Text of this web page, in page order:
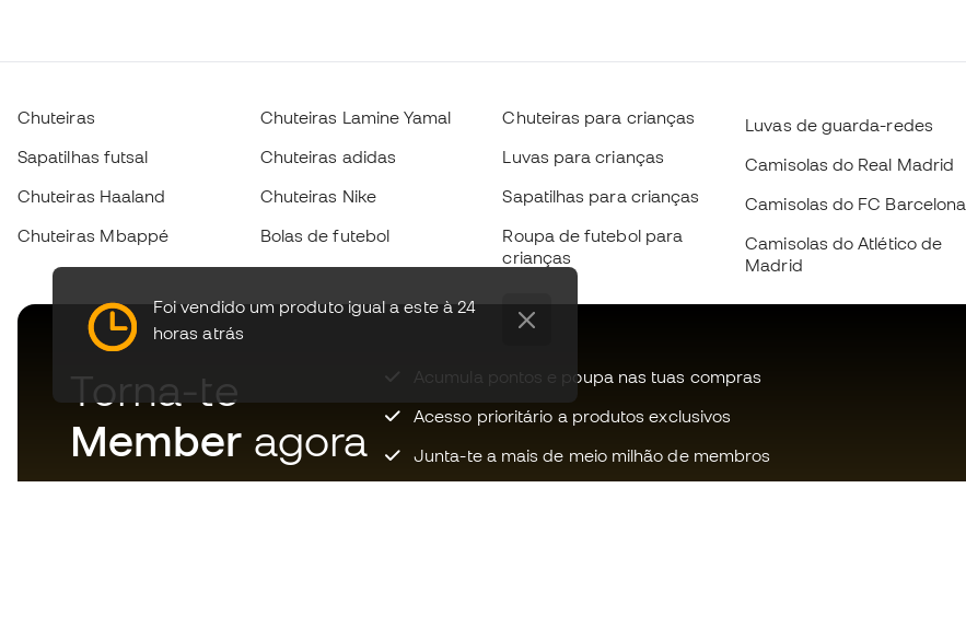
Foi vendido um produto igual a este à 24
horas atrás
Chuteiras
Sapatilhas futsal
Chuteiras Haaland
Chuteiras Mbappé
Chuteiras Lamine Yamal
Chuteiras adidas
Chuteiras Nike
Bolas de futebol
Chuteiras para crianças
Luvas para crianças
Sapatilhas para crianças
Roupa de futebol para
crianças
Luvas de guarda-redes
Camisolas do Real Madrid
Camisolas do FC Barcelona
Camisolas do Atlético de
Madrid
Torna-te
Member agora
Acumula pontos e poupa nas tuas compras
Acesso prioritário a produtos exclusivos
Junta-te a mais de meio milhão de membros